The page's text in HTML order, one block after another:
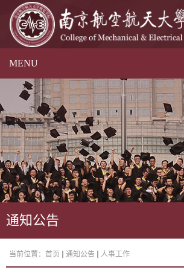
MENU
通知公告
当前位置： 首页 通知公告 人事工作